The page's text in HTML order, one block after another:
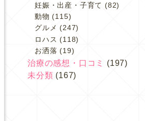
妊娠・出産・子育て (82)
動物 (115)
グルメ (247)
ロハス (118)
お洒落 (19)
治療の感想・口コミ
(197)
未分類 (167)